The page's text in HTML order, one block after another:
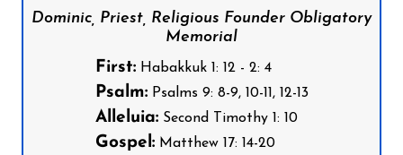
Dominic, Priest, Religious Founder Obligatory
Memorial
First:Habakkuk 1: 12 - 2: 4
Psalm:Psalms 9: 8-9, 10-11, 12-13
Alleluia:Second Timothy 1: 10
Gospel:Matthew 17: 14-20